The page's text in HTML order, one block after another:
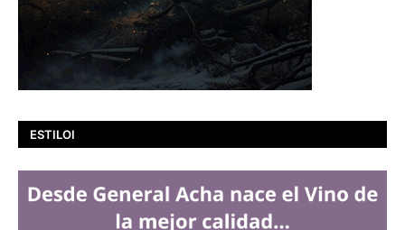
ESTILOI